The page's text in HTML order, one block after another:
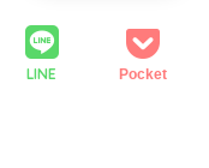
LINE Pocket